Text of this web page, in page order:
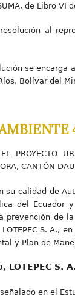
de Libro VI
al
se encarga
Bolívar del
EL PROYECTO
CANTÓN
su calidad de
del
prevención de
S. A.,
y Plan de
S.
en el